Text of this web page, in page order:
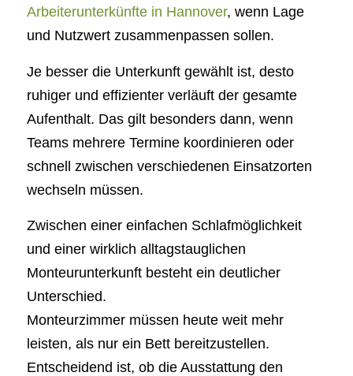
Arbeiterunterkünfte in Hannover, wenn Lage
und Nutzwert zusammenpassen sollen.
Je besser die Unterkunft gewählt ist, desto
ruhiger und effizienter verläuft der gesamte
Aufenthalt. Das gilt besonders dann, wenn
Teams mehrere Termine koordinieren oder
schnell zwischen verschiedenen Einsatzorten
wechseln müssen.
Zwischen einer einfachen Schlafmöglichkeit
und einer wirklich alltagstauglichen
Monteurunterkunft besteht ein deutlicher
Unterschied.
Monteurzimmer müssen heute weit mehr
leisten, als nur ein Bett bereitzustellen.
Entscheidend ist, ob die Ausstattung den